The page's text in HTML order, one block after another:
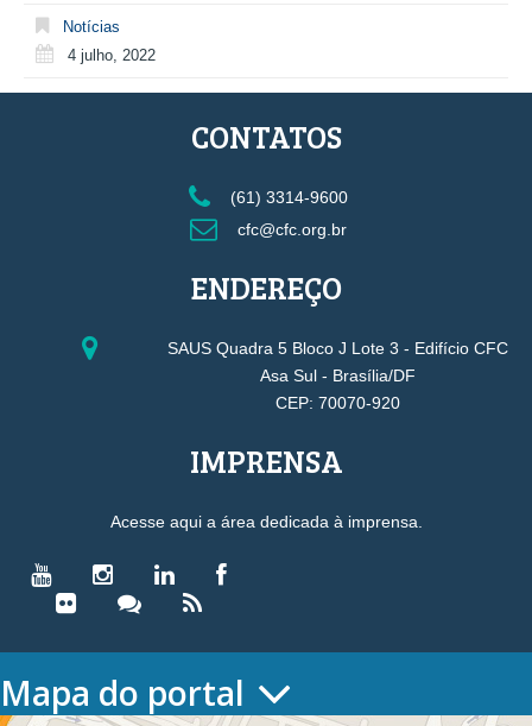
Notícias
4 julho, 2022
CONTATOS
(61) 3314-9600
cfc@cfc.org.br
ENDEREÇO
SAUS Quadra 5 Bloco J Lote 3 - Edifício CFC
Asa Sul - Brasília/DF
CEP: 70070-920
IMPRENSA
Acesse aqui a área dedicada à imprensa.
Mapa do portal